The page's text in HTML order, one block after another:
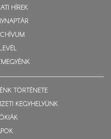
HÍREK
TÖRTÉNETE
KEGYHELYÜNK